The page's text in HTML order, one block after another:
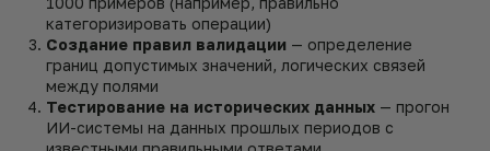
категоризировать операции)
Создание правил валидации — определение
границ допустимых значений, логических связей
между полями
Тестирование на исторических данных — прогон
ИИ-системы на данных прошлых периодов с